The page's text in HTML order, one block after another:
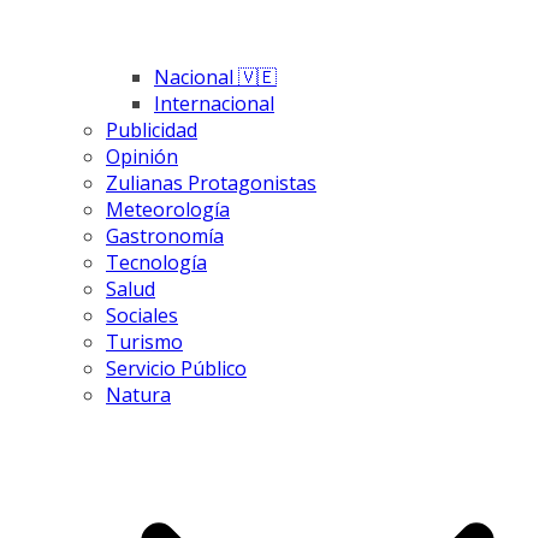
Nacional 🇻🇪
Internacional
Publicidad
Opinión
Zulianas Protagonistas
Meteorología
Gastronomía
Tecnología
Salud
Sociales
Turismo
Servicio Público
Natura